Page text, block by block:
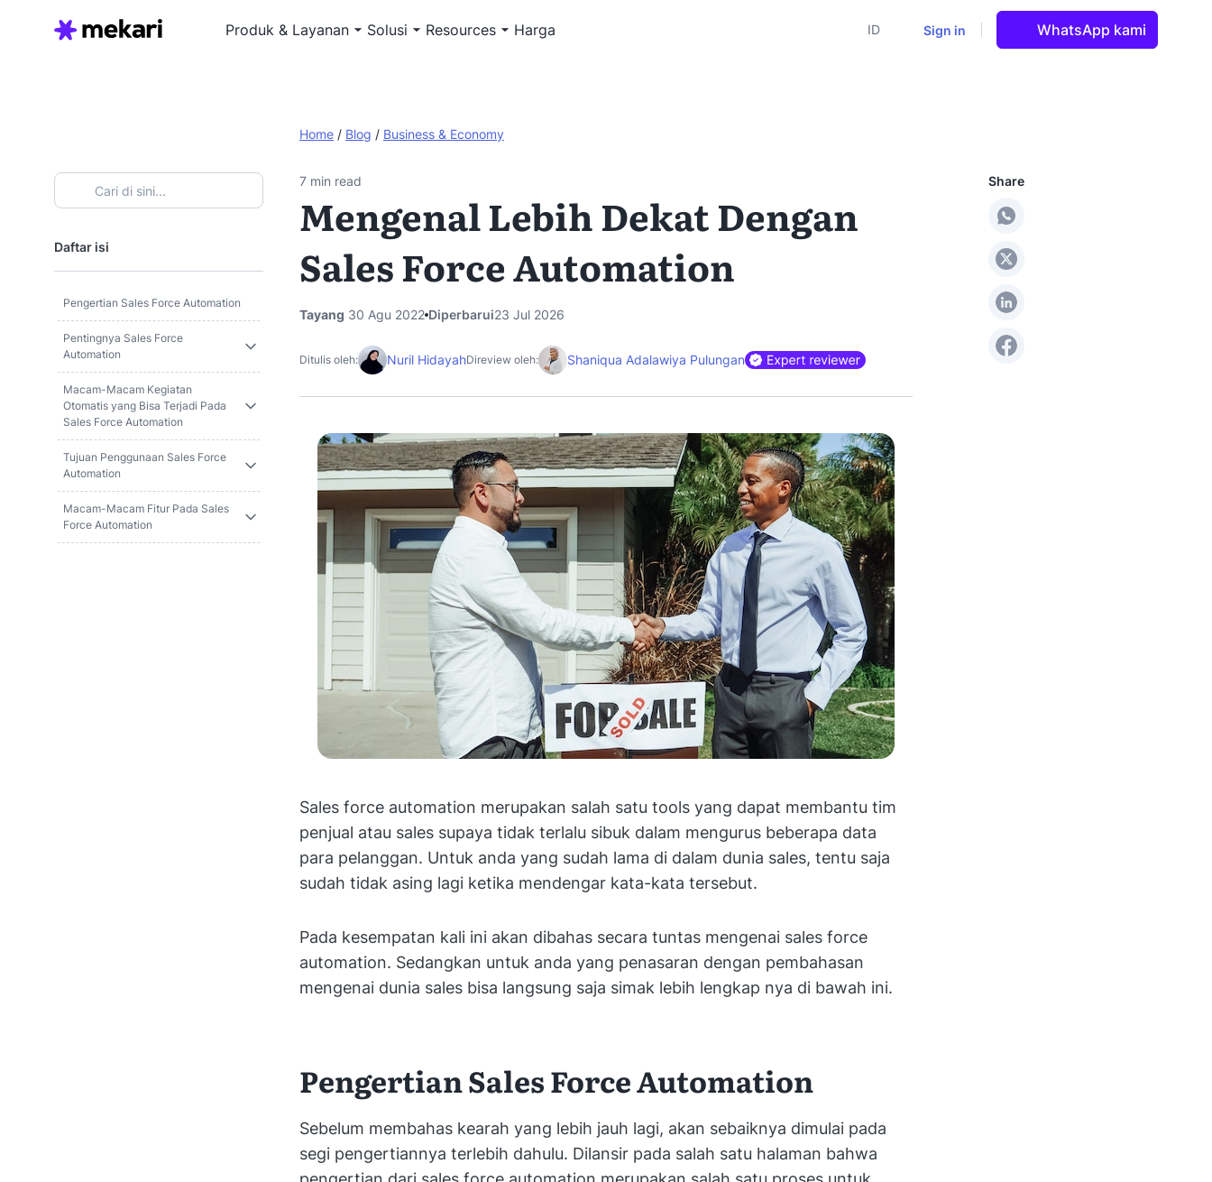
Produk & Layanan Solusi Resources Harga ID Sign in WhatsApp kami
Home / Blog / Business & Economy
Daftar isi
Pengertian Sales Force Automation
Pentingnya Sales Force
Automation
Macam-Macam Kegiatan
Otomatis yang Bisa Terjadi Pada
Sales Force Automation
Tujuan Penggunaan Sales Force
Automation
Macam-Macam Fitur Pada Sales
Force Automation
7 min read
Mengenal Lebih Dekat Dengan
Sales Force Automation
Tayang 30 Agu 2022 Diperbarui23 Jul 2026
Ditulis oleh: Nuril HidayahDireview oleh: Shaniqua Adalawiya Pulungan
Sales force automation merupakan salah satu tools yang dapat membantu tim
penjual atau sales supaya tidak terlalu sibuk dalam mengurus beberapa data
para pelanggan. Untuk anda yang sudah lama di dalam dunia sales, tentu saja
sudah tidak asing lagi ketika mendengar kata-kata tersebut.
Pada kesempatan kali ini akan dibahas secara tuntas mengenai sales force
automation. Sedangkan untuk anda yang penasaran dengan pembahasan
mengenai dunia sales bisa langsung saja simak lebih lengkap nya di bawah ini.
Pengertian Sales Force Automation
Sebelum membahas kearah yang lebih jauh lagi, akan sebaiknya dimulai pada
segi pengertiannya terlebih dahulu. Dilansir pada salah satu halaman bahwa
Share